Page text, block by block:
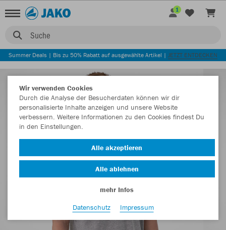
Suche
1
Summer Deals | Bis zu 50% Rabatt auf ausgewählte Artikel | JETZT ENTDECKEN
Wir verwenden Cookies
Durch die Analyse der Besucherdaten können wir dir
personalisierte Inhalte anzeigen und unsere Website
verbessern. Weitere Informationen zu den Cookies findest Du
in den Einstellungen.
Alle akzeptieren
Alle ablehnen
mehr Infos
Datenschutz
Impressum